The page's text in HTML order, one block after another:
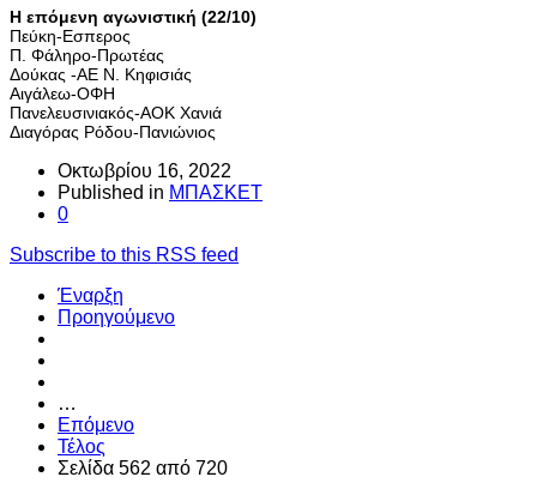
Η επόμενη αγωνιστική (22/10)
Πεύκη-Εσπερος
Π. Φάληρο-Πρωτέας
Δούκας -ΑΕ Ν. Κηφισιάς
Αιγάλεω-ΟΦΗ
Πανελευσινιακός-ΑΟΚ Χανιά
Διαγόρας Ρόδου-Πανιώνιος
Οκτωβρίου 16, 2022
Published in ΜΠΑΣΚΕΤ
0
Subscribe to this RSS feed
Έναρξη
Προηγούμενο
…
Επόμενο
Τέλος
Σελίδα 562 από 720